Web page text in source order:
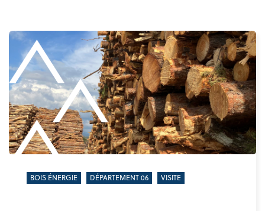
BOIS ÉNERGIE DÉPARTEMENT 06 VISITE